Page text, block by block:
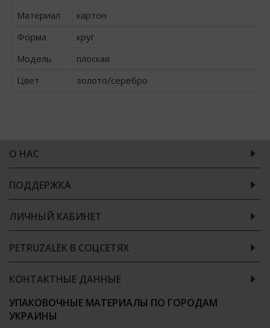
Материал
картон
Форма
круг
Модель
плоская
Цвет
золото/серебро
О НАС
ПОДДЕРЖКА
ЛИЧНЫЙ КАБИНЕТ
PETRUZALEK В СОЦСЕТЯХ
КОНТАКТНЫЕ ДАННЫЕ
УПАКОВОЧНЫЕ МАТЕРИАЛЫ ПО ГОРОДАМ
УКРАИНЫ